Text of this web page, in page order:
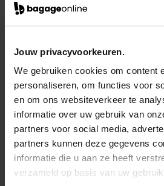
Jouw privacyvoorkeuren.
We gebruiken cookies om content
personaliseren, om functies voor
en om ons websiteverkeer te
informatie over uw gebruik van
partners voor social media,
partners kunnen deze gegevens
informatie die u aan ze heeft
verzameld op basis van uw